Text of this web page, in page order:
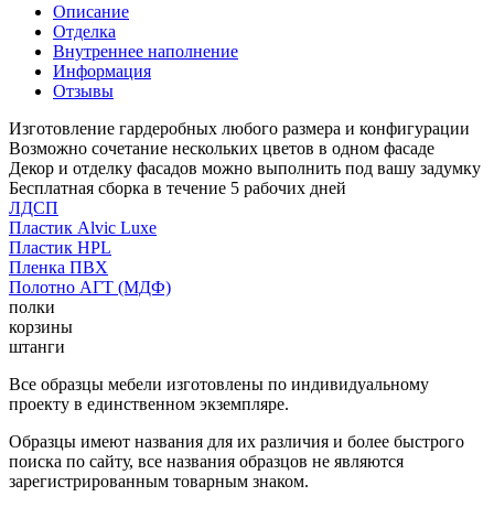
Описание
Отделка
Внутреннее наполнение
Информация
Отзывы
Изготовление гардеробных любого размера и конфигурации
Возможно сочетание нескольких цветов в одном фасаде
Декор и отделку фасадов можно выполнить под вашу задумку
Бесплатная сборка в течение 5 рабочих дней
ЛДСП
Пластик Alvic Luxe
Пластик HPL
Пленка ПВХ
Полотно АГТ (МДФ)
полки
корзины
штанги
Все образцы мебели изготовлены по индивидуальному
проекту в единственном экземпляре.
Образцы имеют названия для их различия и более быстрого
поиска по сайту, все названия образцов не являются
зарегистрированным товарным знаком.